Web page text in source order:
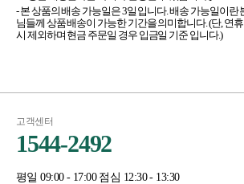
- 본 상품의 배송 가능일은 3일 입니다. 배송 가능일이란
님들께 상품 배송이 가능한 기간을 의미합니다. (단, 연
시 제외하며 현금 주문일 경우 입금일 기준 입니다.)
고객센터
1544-2492
평일 09:00 - 17:00 점심 12:30 - 13:30